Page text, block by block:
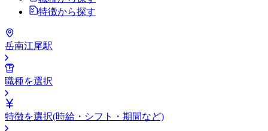
特徴から探す
岳南江尾駅
職種を選択
特徴を選択(時給・シフト・期間など)